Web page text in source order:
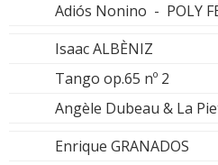
Adiós Nonino - POLY
Isaac ALBÈNIZ
Tango op.65 nº 2
Angèle Dubeau & La
Enrique GRANADOS